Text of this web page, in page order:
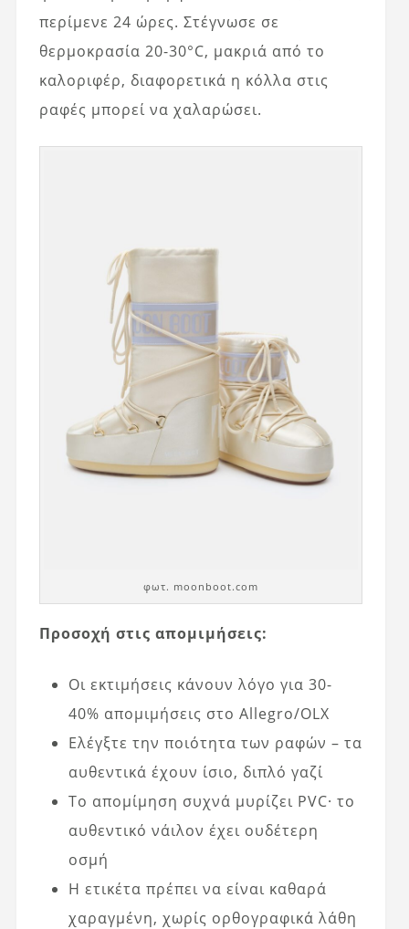
περίμενε 24 ώρες. Στέγνωσε σε
θερμοκρασία 20-30°C, μακριά από το
καλοριφέρ, διαφορετικά η κόλλα στις
ραφές μπορεί να χαλαρώσει.
φωτ. moonboot.com
Προσοχή στις απομιμήσεις:
Οι εκτιμήσεις κάνουν λόγο για 30-
40% απομιμήσεις στο Allegro/OLX
Ελέγξτε την ποιότητα των ραφών – τα
αυθεντικά έχουν ίσιο, διπλό γαζί
Το απομίμηση συχνά μυρίζει PVC· το
αυθεντικό νάιλον έχει ουδέτερη
οσμή
Η ετικέτα πρέπει να είναι καθαρά
χαραγμένη, χωρίς ορθογραφικά λάθη